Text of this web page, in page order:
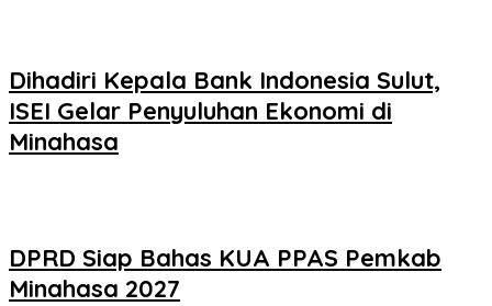
Dihadiri Kepala Bank Indonesia Sulut,
ISEI Gelar Penyuluhan Ekonomi di
Minahasa
DPRD Siap Bahas KUA PPAS Pemkab
Minahasa 2027